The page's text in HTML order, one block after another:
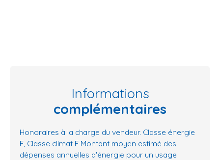
Informations
complémentaires
Honoraires à la charge du vendeur. Classe énergie
E, Classe climat E Montant moyen estimé des
dépenses annuelles d'énergie pour un usage